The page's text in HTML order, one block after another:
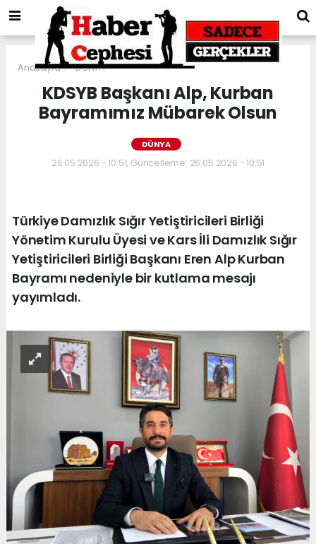
Anasayfa DÜNYA
KDSYB Başkanı Alp, Kurban
Bayramımız Mübarek Olsun
DÜNYA
26.05.2026 - 10:51, Güncelleme: 26.05.2026 - 10:51
Türkiye Damızlık Sığır Yetiştiricileri Birliği
Yönetim Kurulu Üyesi ve Kars İli Damızlık Sığır
Yetiştiricileri Birliği Başkanı Eren Alp Kurban
Bayramı nedeniyle bir kutlama mesajı
yayımladı.